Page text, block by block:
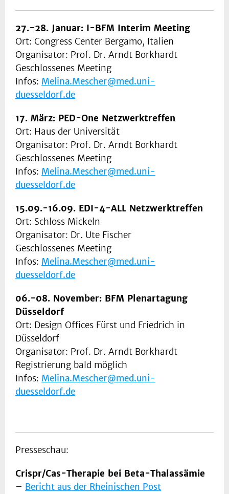
27.-28. Januar: I-BFM Interim Meeting
Ort: Congress Center Bergamo, Italien
Organisator: Prof. Dr. Arndt Borkhardt
Geschlossenes Meeting
Infos: Melina.Mescher@med.uni-
duesseldorf.de
17. März: PED-One Netzwerktreffen
Ort: Haus der Universität
Organisator: Prof. Dr. Arndt Borkhardt
Geschlossenes Meeting
Infos: Melina.Mescher@med.uni-
duesseldorf.de
15.09.-16.09. EDI-4-ALL Netzwerktreffen
Ort: Schloss Mickeln
Organisator: Dr. Ute Fischer
Geschlossenes Meeting
Infos: Melina.Mescher@med.uni-
duesseldorf.de
06.-08. November: BFM Plenartagung
Düsseldorf
Ort: Design Offices Fürst und Friedrich in
Düsseldorf
Organisator: Prof. Dr. Arndt Borkhardt
Registrierung bald möglich
Infos: Melina.Mescher@med.uni-
duesseldorf.de
Presseschau:
Crispr/Cas-Therapie bei Beta-Thalassämie
– Bericht aus der Rheinischen Post